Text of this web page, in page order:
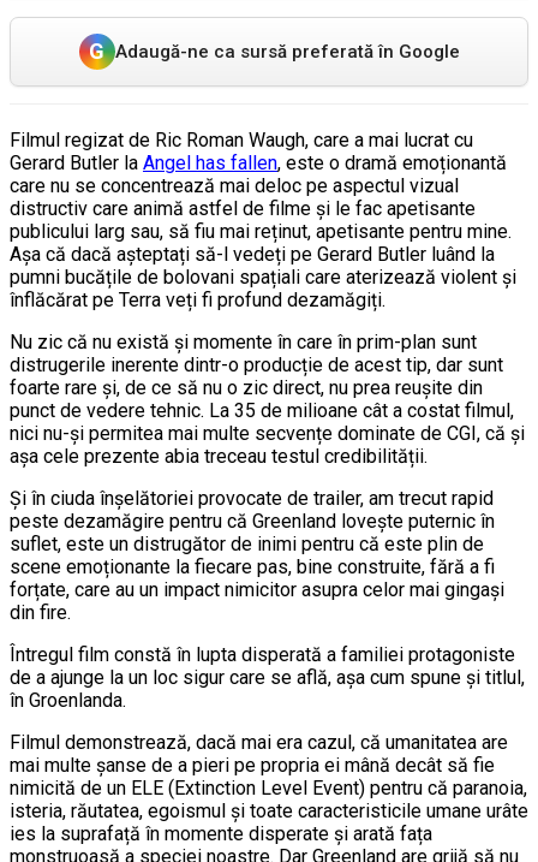
G Adaugă-ne ca sursă preferată în Google
Filmul regizat de Ric Roman Waugh, care a mai lucrat cu
Gerard Butler la Angel has fallen, este o dramă emoționantă
care nu se concentrează mai deloc pe aspectul vizual
distructiv care animă astfel de filme și le fac apetisante
publicului larg sau, să fiu mai reținut, apetisante pentru mine.
Așa că dacă așteptați să-l vedeți pe Gerard Butler luând la
pumni bucățile de bolovani spațiali care aterizează violent și
înflăcărat pe Terra veți fi profund dezamăgiți.
Nu zic că nu există și momente în care în prim-plan sunt
distrugerile inerente dintr-o producție de acest tip, dar sunt
foarte rare și, de ce să nu o zic direct, nu prea reușite din
punct de vedere tehnic. La 35 de milioane cât a costat filmul,
nici nu-și permitea mai multe secvențe dominate de CGI, că și
așa cele prezente abia treceau testul credibilității.
Și în ciuda înșelătoriei provocate de trailer, am trecut rapid
peste dezamăgire pentru că Greenland lovește puternic în
suflet, este un distrugător de inimi pentru că este plin de
scene emoționante la fiecare pas, bine construite, fără a fi
forțate, care au un impact nimicitor asupra celor mai gingași
din fire.
Întregul film constă în lupta disperată a familiei protagoniste
de a ajunge la un loc sigur care se află, așa cum spune și titlul,
în Groenlanda.
Filmul demonstrează, dacă mai era cazul, că umanitatea are
mai multe șanse de a pieri pe propria ei mână decât să fie
nimicită de un ELE (Extinction Level Event) pentru că paranoia,
isteria, răutatea, egoismul și toate caracteristicile umane urâte
ies la suprafață în momente disperate și arată fața
monstruoasă a speciei noastre. Dar Greenland are grijă să nu